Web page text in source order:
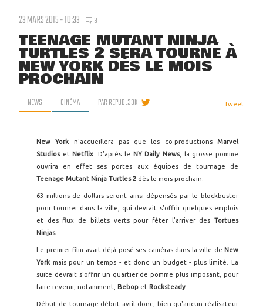
23 MARS 2015 - 10:33 3
TEENAGE MUTANT NINJA
TURTLES 2 SERA TOURNÉ À
NEW YORK DÈS LE MOIS
PROCHAIN
NEWS CINÉMA PARREPUBL33K Tweet
New York n'accueillera pas que les co-productionsMarvel
Studios et Netflix . D'après le NY Daily News, la grosse pomme
ouvrira en effet ses portes aux équipes de tournage de
Teenage Mutant Ninja Turtles 2 dès le mois prochain.
63 millions de dollars seront ainsi dépensés par le blockbuster
pour tourner dans la ville, qui devrait s'offrir quelques emplois
et des flux de billets verts pour fêter l'arriver des Tortues
Ninjas.
Le premier film avait déjà posé ses caméras dans la ville de New
York mais pour un temps - et donc un budget - plus limité. La
suite devrait s'offrir un quartier de pomme plus imposant, pour
faire revenir, notamment, Bebop et Rocksteady
Début de tournage début avril donc, bien qu'aucun réalisateur